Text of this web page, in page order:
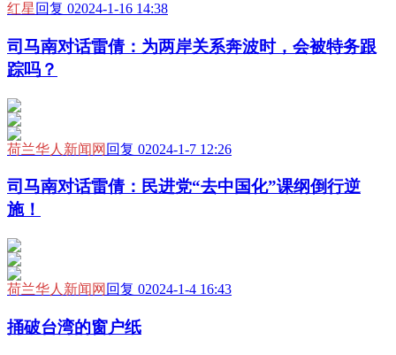
红星 回复 02024-1-16 14:38
司马南对话雷倩：为两岸关系奔波时，会被特务跟
踪吗？
荷兰华人新闻网 回复 02024-1-7 12:26
司马南对话雷倩：民进党“去中国化”课纲倒行逆
施！
荷兰华人新闻网 回复 02024-1-4 16:43
捅破台湾的窗户纸